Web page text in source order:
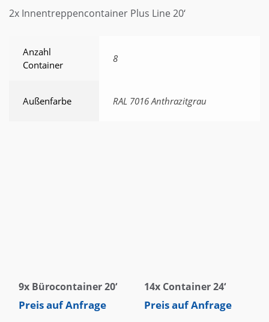
2x Innentreppencontainer Plus Line 20‘
Anzahl
Container
8
Außenfarbe RAL 7016 Anthrazitgrau
9x Bürocontainer 20‘
Preis auf Anfrage
14x Container 24‘
Preis auf Anfrage